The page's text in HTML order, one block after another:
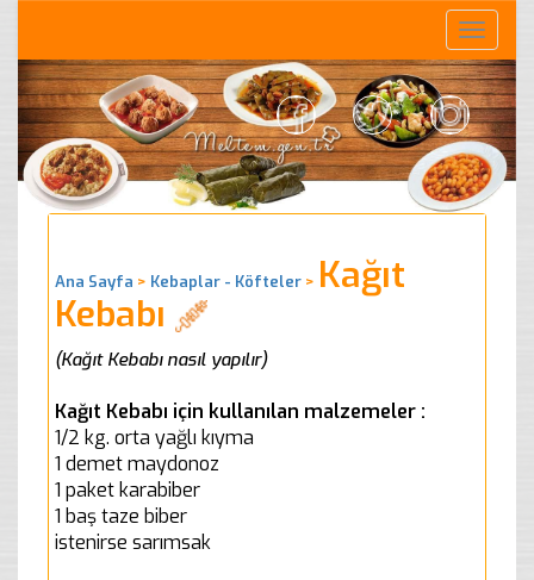
Toggle
Ana Sayfa > Kebaplar - Köfteler > Kağıt
Kebabı
(Kağıt Kebabı nasıl yapılır)
Kağıt Kebabı için kullanılan malzemeler :
1/2 kg. orta yağlı kıyma
1 demet maydonoz
1 paket karabiber
1 baş taze biber
istenirse sarımsak